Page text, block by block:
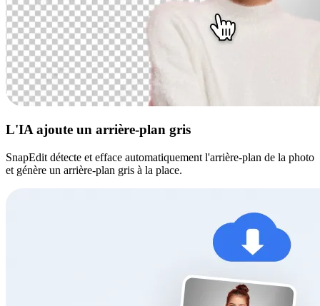
L'IA ajoute un arrière-plan gris
SnapEdit détecte et efface automatiquement l'arrière-plan de la photo
et génère un arrière-plan gris à la place.